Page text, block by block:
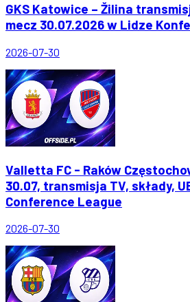
GKS Katowice – Žilina
mecz 30.07.2026 w Lidze
2026-07-30
Valletta FC - Raków
30.07, transmisja TV, składy,
Conference League
2026-07-30